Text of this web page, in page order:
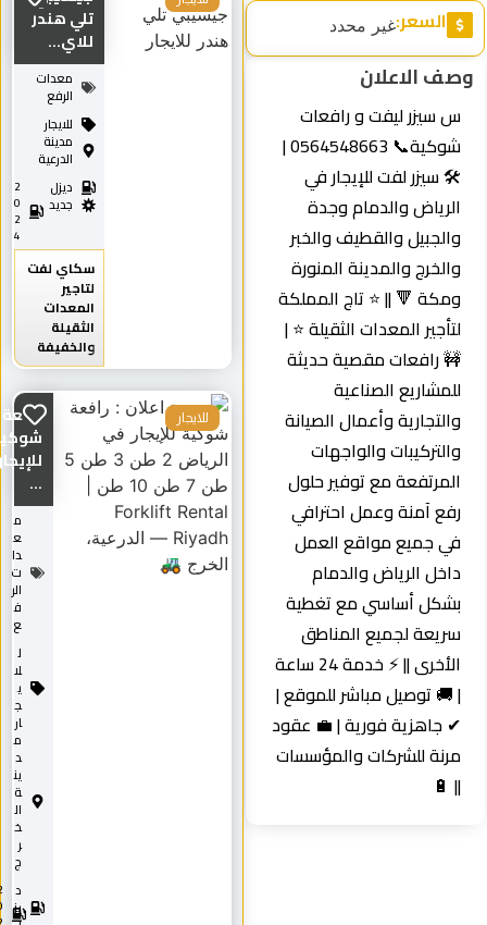
السعر:غير محدد
الاعلان
س سيزر ليفت و رافعات
شوكية📞 0564548663 |
🛠️ سيزر لفت للإيجار في
الرياض والدمام وجدة
والجبيل والقطيف والخبر
والخرج والمدينة المنورة
ومكة 🔻 || ⭐ تاج المملكة
لتأجير المعدات الثقيلة ⭐ |
🚧 رافعات مقصية حديثة
للمشاريع الصناعية
والتجارية وأعمال الصيانة
والتركيبات والواجهات
المرتفعة مع توفير حلول
رفع آمنة وعمل احترافي
في جميع مواقع العمل
داخل الرياض والدمام
بشكل أساسي مع تغطية
سريعة لجميع المناطق
الأخرى || ⚡ خدمة 24 ساعة
| 🚚 توصيل مباشر للموقع |
✔ جاهزية فورية | 💼 عقود
مرنة للشركات والمؤسسات
|| 🔋
تلي هندر
للاي...
معدات
الرفع
للايجار
مدينة
الدرعية
ديزل
جديد
0
2
سكاي لفت
لتاجير
المعدات
الثقيلة
والخفيفة
رافعة
شوكية
للإيجار
ت
ي
ة
ال
يز
2
0
للايجار